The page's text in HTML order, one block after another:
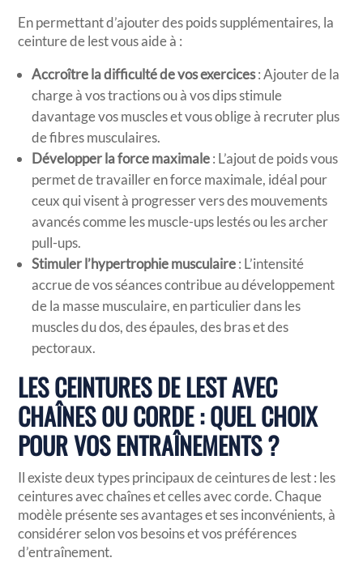
En permettant d’ajouter des poids supplémentaires, la
ceinture de lest vous aide à :
Accroître la difficulté de vos exercices: Ajouter de la
charge à vos tractions ou à vos dips stimule
davantage vos muscles et vous oblige à recruter plus
de fibres musculaires.
Développer la force maximale: L’ajout de poids vous
permet de travailler en force maximale, idéal pour
ceux qui visent à progresser vers des mouvements
avancés comme les muscle-ups lestés ou les archer
pull-ups.
Stimuler l’hypertrophie musculaire: L’intensité
accrue de vos séances contribue au développement
de la masse musculaire, en particulier dans les
muscles du dos, des épaules, des bras et des
pectoraux.
LES CEINTURES DE LEST AVEC
CHAÎNES OU CORDE : QUEL CHOIX
POUR VOS ENTRAÎNEMENTS ?
Il existe deux types principaux de ceintures de lest : les
ceintures avec chaînes et celles avec corde. Chaque
modèle présente ses avantages et ses inconvénients, à
considérer selon vos besoins et vos préférences
d’entraînement.